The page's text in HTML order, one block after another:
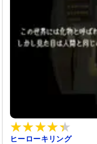
ヒーローキリング